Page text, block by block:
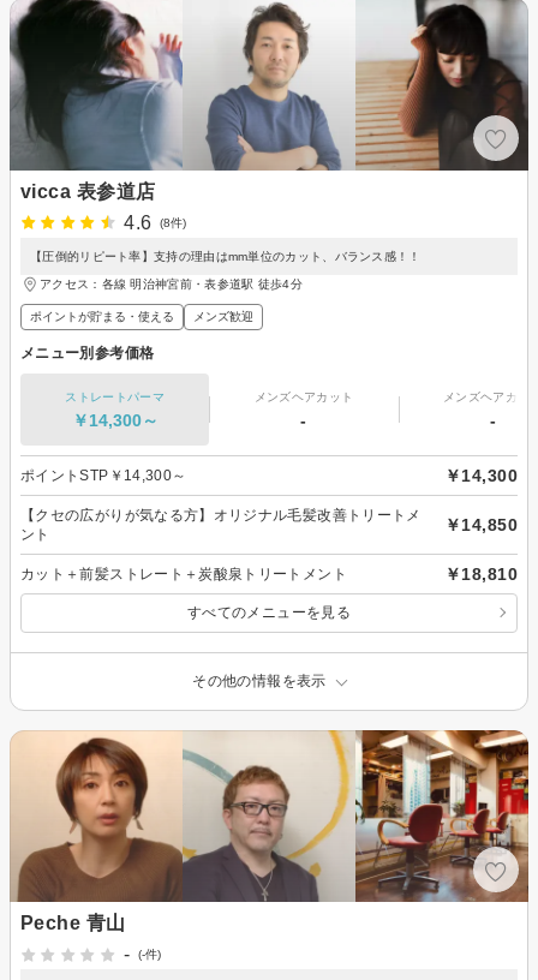
vicca 表参道店
4.6
(8件)
【圧倒的リピート率】支持の理由はmm単位のカット、バランス感！！
アクセス：各線 明治神宮前・表参道駅 徒歩4分
ポイントが貯まる・使える メンズ歓迎
メニュー別参考価格
ストレートパーマ
￥14,300～
メンズヘアカット
-
メンズヘアカラ
-
ポイントSTP￥14,300～ ￥14,300
【クセの広がりが気なる方】オリジナル毛髪改善トリートメ
ント
￥14,850
カット＋前髪ストレート＋炭酸泉トリートメント ￥18,810
すべてのメニューを見る
その他の情報を表示
Peche 青山
-
(-件)